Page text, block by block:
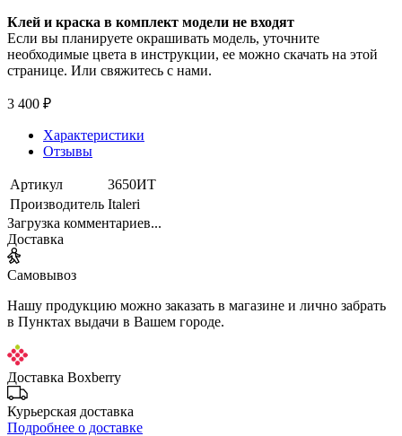
Клей и краска в комплект модели не входят
Если вы планируете окрашивать модель, уточните
необходимые цвета в инструкции, ее можно скачать на этой
странице. Или свяжитесь с нами.
3 400 ₽
Характеристики
Отзывы
Артикул
3650ИТ
Производитель Italeri
Загрузка комментариев...
Доставка
Самовывоз
Нашу продукцию можно заказать в магазине и лично забрать
в Пунктах выдачи в Вашем городе.
Доставка Boxberry
Курьерская доставка
Подробнее о доставке